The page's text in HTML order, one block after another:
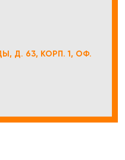
Д. 63, КОРП. 1, ОФ.